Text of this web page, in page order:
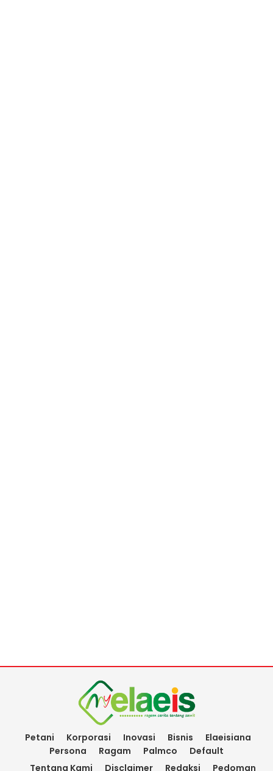
Petani Korporasi Inovasi Bisnis
Elaeisiana
Persona
Ragam Palmco
Default
Tentang Kami
Disclaimer Redaksi Pedoman